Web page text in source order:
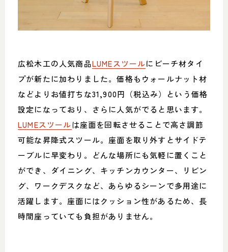
広松木工の人気商品LUMEスツールにビーチ材タイ
プが新たに加わりました。価格もウォールナット材
などよりお値打ちな31,900円（税込み）という価格
設定になっており、さらに人気がでると思います。
LUMEスツールは座面を回転させることで高さ調節
可能な昇降式スツール。座面を取り外すとサイドテ
ーブルに早変わり。どんな場所にも気軽に置くこと
ができ、ダイニング、キッチンカウンター、リビン
グ、ワークデスクなど、あらゆるシーンで多用途に
活躍します。座面にはクッション性があるため、長
時間座っていても負担がありません。